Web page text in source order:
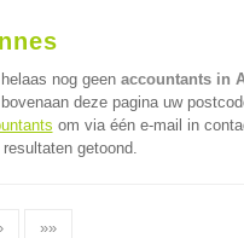
nog geen accountants in
deze pagina uw
om via één e-mail in
getoond.
»»